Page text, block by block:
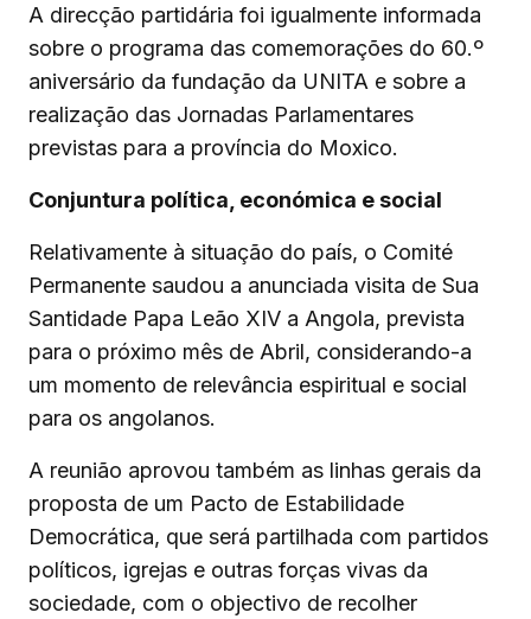
A direcção partidária foi igualmente informada
sobre o programa das comemorações do 60.º
aniversário da fundação da UNITA e sobre a
realização das Jornadas Parlamentares
previstas para a província do Moxico.
Conjuntura política, económica e social
Relativamente à situação do país, o Comité
Permanente saudou a anunciada visita de Sua
Santidade Papa Leão XIV a Angola, prevista
para o próximo mês de Abril, considerando-a
um momento de relevância espiritual e social
para os angolanos.
A reunião aprovou também as linhas gerais da
proposta de um Pacto de Estabilidade
Democrática, que será partilhada com partidos
políticos, igrejas e outras forças vivas da
sociedade, com o objectivo de recolher